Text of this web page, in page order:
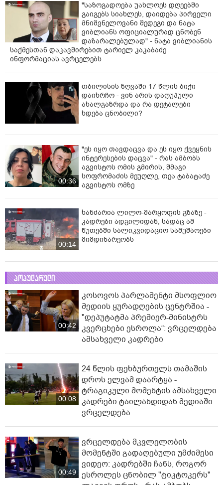
"საზოგადოება უახლოეს დღეებში
გაიგებს სიახლეს, დაიდება პირველი
მნიშვნელოვანი შედეგი და ნატა
ვიბლიანს ოფიციალურად ცნობენ
დაზარალებულად" - ნატა ვიბლიანის
საქმესთან დაკავშირებით ტარიელ კაკაბაძე
ინფორმაციას ავრცელებს
თბილისის ზღვაში 17 წლის ბიჭი
დაიხრჩო - ვინ არის დაღუპული
ახალგაზრდა და რა დეტალები
ხდება ცნობილი?
00:36
"ეს იყო თავდაცვა და ეს იყო ქვეყნის
ინტერესების დაცვა" - რას ამბობს
აგვისტოს ომის გმირის, შმაგი
სოფრომაძის მეუღლე, თეა ტაბატაძე
აგვისტოს ომზე
00:14
ხანძარია ლილო-მარყოფის გზაზე -
კადრები ადგილიდან, სადაც ამ
წუთებში სალიკვიდაციო სამუშაოები
მიმდინარეობს
პოპულარული
00:42
კოსოვოს პარლამენტი მსოფლიო
მედიის ყურადღების ცენტრშია -
"დეპუტატმა პრემიერ-მინისტრს
კვერცხები ესროლა“: ვრცელდება
ამსახველი კადრები
00:08
24 წლის ფეხბურთელს თამაშის
დროს ელვამ დაარტყა -
ტრაგიკული მომენტის ამსახველი
კადრები ტაილანდიდან მედიაში
ვრცელდება
00:49
ვრცელდება მკვლელობის
მომენტში გადაღებული უმძიმესი
ვიდეო: კადრებში ჩანს, როგორ
ესროლეს ცნობილ "ტიკტოკერს"